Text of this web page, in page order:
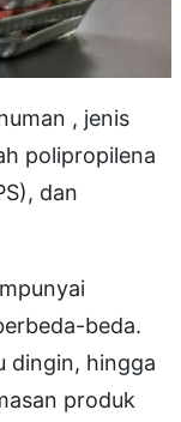
, jenis
polipropilena
dan
beda.
dingin, hingga
produk